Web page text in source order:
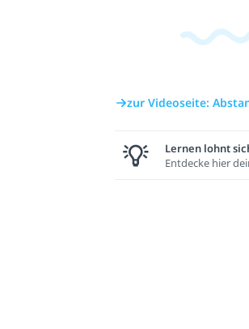
zur Videoseite:
Lernen lohnt
Entdecke hier